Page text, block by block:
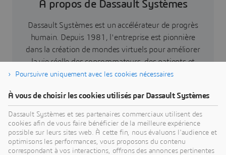
À propos de Dassault Systèmes
Dassault Systèmes est un accélérateur de progrès
humain. Depuis 1981, l'entreprise est pionnière
dans la création de mondes virtuels pour améliorer
la vie réelle des consommateurs, des patients et
des citoyens. Grâce à la plateforme
par l'IA et ancrés dans la science aident 390 000
entreprises, de toutes tailles et de tous secteurs, à
collaborer, imaginer et créer des innovations
durables à fort impact. Pour plus d'informations,
visitez :www.3ds.com/fr
Poursuivre uniquement avec les cookies nécessaires
À vous de choisir les cookies utilisés par Dassault Systèmes
Dassault Systèmes et ses partenaires commerciaux utilisent des
cookies afin de vous faire bénéficier de la meilleure expérience
possible sur leurs sites web. À cette fin, nous évaluons l'audience et
optimisons les performances, vous proposons du contenu
correspondant à vos interactions, offrons des annonces pertinentes